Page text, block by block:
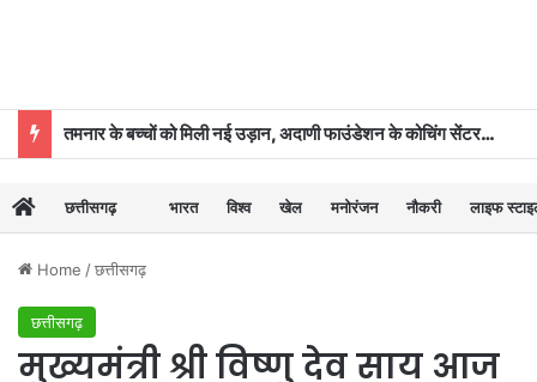
तमनार के बच्चों को मिली नई उड़ान, अदाणी फाउंडेशन के कोचिंग सेंटर से 39 का चयन
छत्तीसगढ़ भारत विश्व खेल मनोरंजन नौकरी लाइफ
Home /छत्तीसगढ़
छत्तीसगढ़
मुख्यमंत्री श्री विष्णु देव साय आज